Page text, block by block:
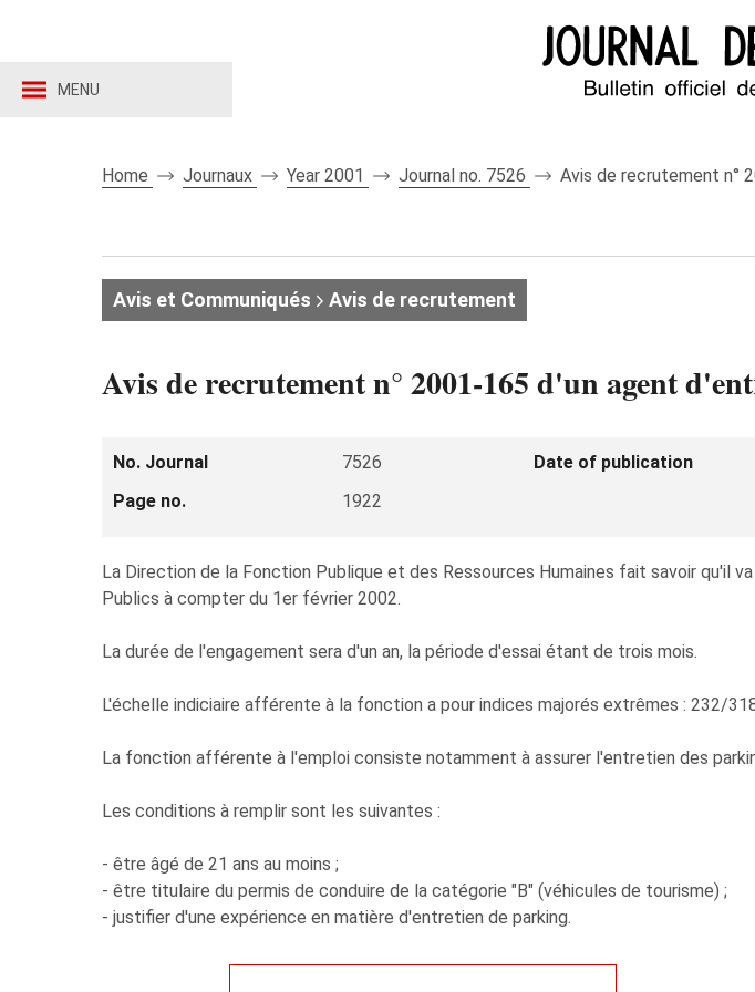
MENU
Home Journaux Year 2001 Journal no. 7526 Avis de recrutement n°
Avis et Communiqués Avis de recrutement
Avis de recrutement n° 2001-165 d'un agent
No. Journal 7526 Date of publication
Page no.
1922
La Direction de la Fonction Publique et des Ressources Humaines fait savoir qu'il
Publics à compter du 1er février 2002.
La durée de l'engagement sera d'un an, la période d'essai étant de trois mois.
L'échelle indiciaire afférente à la fonction a pour indices majorés extrêmes : 232/
La fonction afférente à l'emploi consiste notamment à assurer l'entretien des
Les conditions à remplir sont les suivantes :
- être âgé de 21 ans au moins ;
- être titulaire du permis de conduire de la catégorie "B" (véhicules de tourisme) ;
- justifier d'une expérience en matière d'entretien de parking.